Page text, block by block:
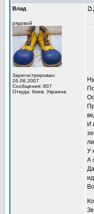
Влад
рядовой
Зарегистрирован:
26.06.2007
Сообщения: 807
Откуда: Киев. Украина
И
У
А